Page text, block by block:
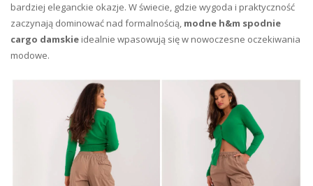
bardziej eleganckie okazje. W świecie, gdzie wygoda i praktyczność
zaczynają dominować nad formalnością, modne h&m spodnie
cargo damskie idealnie wpasowują się w nowoczesne oczekiwania
modowe.